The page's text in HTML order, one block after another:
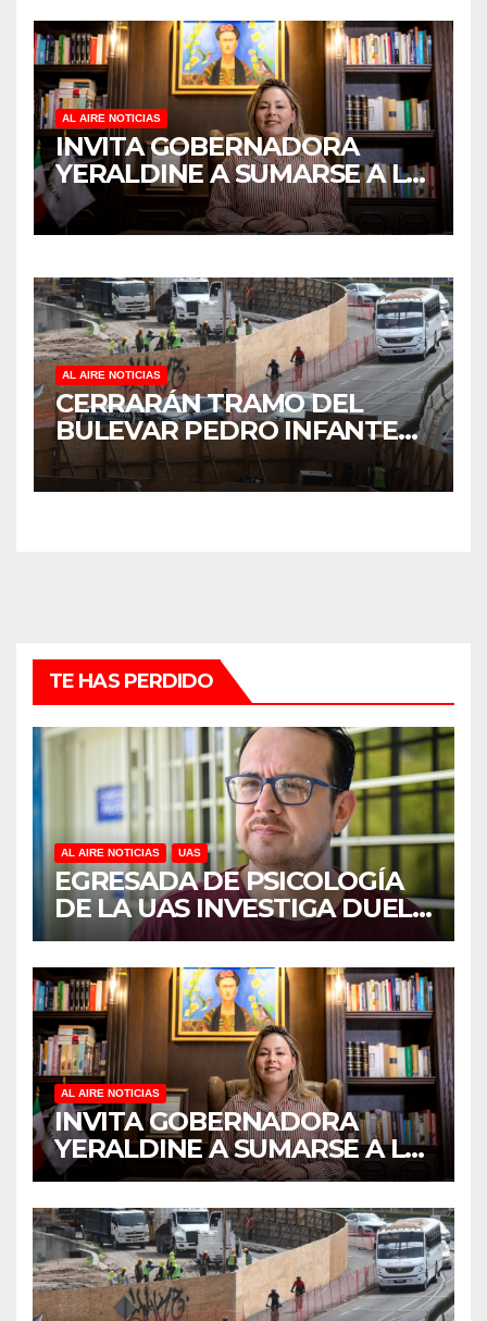
MAYORES
AL AIRE NOTICIAS
INVITA GOBERNADORA
YERALDINE A SUMARSE A LA
JORNADA NACIONAL DE
REFORESTACIÓN;
DE ÁRBOLES
AL AIRE NOTICIAS
CERRARÁN TRAMO DEL
BULEVAR PEDRO INFANTE
PARA ACELERAR OBRAS
ANTES DEL REGRESO A
TE HAS PERDIDO
AL AIRE NOTICIAS UAS
EGRESADA DE PSICOLOGÍA
DE LA UAS INVESTIGA DUELO
ANTICIPADO Y SOBRECARGA
EN CUIDADORES DE
ADULTOS MAYORES
AL AIRE NOTICIAS
INVITA GOBERNADORA
YERALDINE A SUMARSE A LA
JORNADA NACIONAL DE
REFORESTACIÓN;
PLANTARÁN 6.6 MILLONES
DE ÁRBOLES